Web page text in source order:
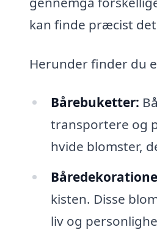
kan finde præcist
Herunder finder du
Bårebuketter:
transportere og
hvide blomster,
kisten. Disse
liv og